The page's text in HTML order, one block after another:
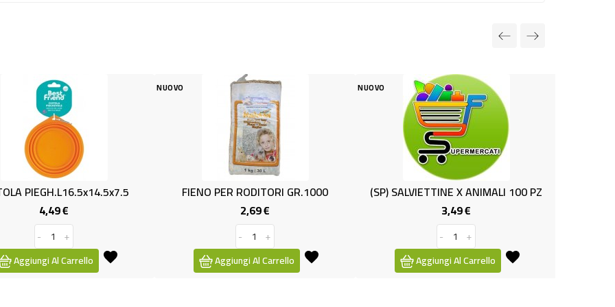
NUOVO
FIENO PER RODITORI GR.1000
Aggiungi Al Carrello
NUOVO
(SP) SALVIETTINE X ANIMALI 100 PZ
Aggiungi Al Carrello
NUOVO
ANTIPARASS.GATTO 0.0005 DIXIE.
Aggiungi Al Carrello